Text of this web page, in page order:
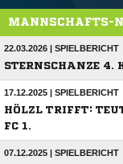
MANNSCHAFTS-
22.03.2026 | SPIELBERICHT
STERNSCHANZE 4.
17.12.2025 | SPIELBERICHT
HÖLZL TRIFFT:
FC 1.
07.12.2025 | SPIELBERICHT